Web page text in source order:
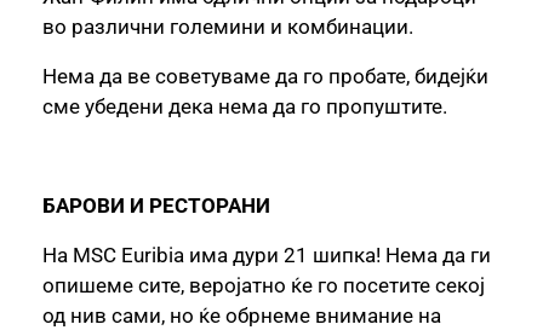
во различни големини и комбинации.
Нема да ве советуваме да го пробате, бидејќи
сме убедени дека нема да го пропуштите.
БАРОВИ И РЕСТОРАНИ
На MSC Euribia има дури 21 шипка! Нема да ги
опишеме сите, веројатно ќе го посетите секој
од нив сами, но ќе обрнеме внимание на